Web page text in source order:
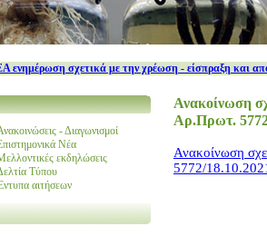
ενημέρωση σχετικά με την χρέωση - είσπραξη και
- Διαγωνισμοί
Νέα
εκδηλώσεις
Τύπου
αιτήσεων
Ανακοίνωση
Αρ.Πρωτ.
Ανακοίνωση
5772/